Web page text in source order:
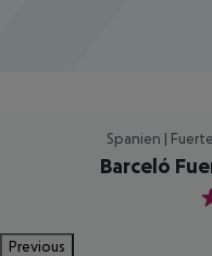
Spanien |
Barceló
4
Previous